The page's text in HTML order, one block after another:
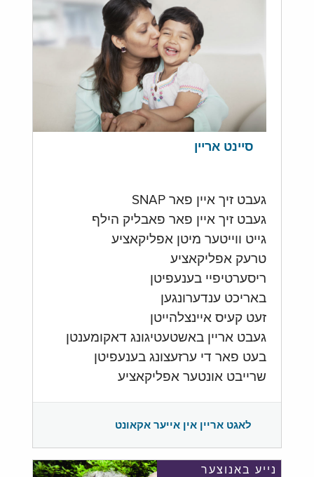
סיינט אריין
געבט זיך איין פאר SNAP
געבט זיך איין פאר פאבליק הילף
גייט ווייטער מיטן אפליקאציע
טרעק אפליקאציע
ריסערטיפיי בענעפיטן
באריכט ענדערונגען
זעט קעיס איינצלהייטן
געבט אריין באשטעטיגונג דאקומענטן
בעט פאר די ערזעצונג בענעפיטן
שרייבט אונטער אפליקאציע
לאגט אריין אין אייער אקאונט
נייע באנוצער